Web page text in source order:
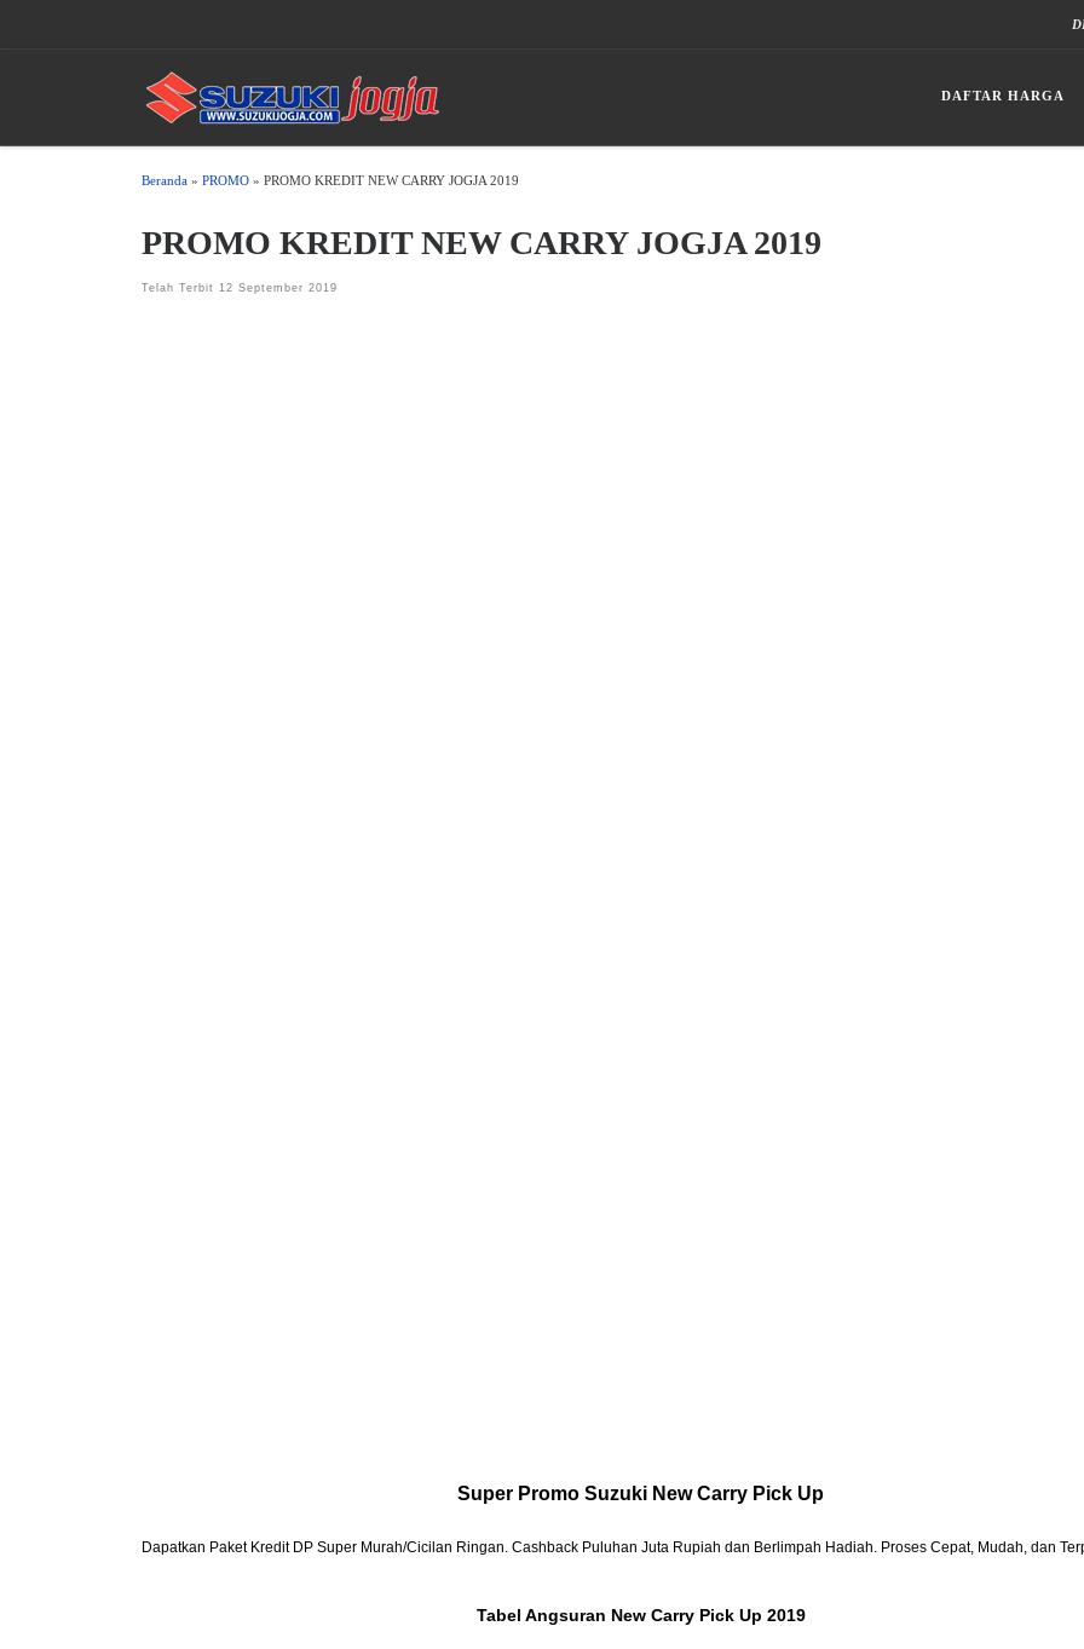
DAFTAR HARGA
Beranda » PROMO » PROMO KREDIT NEW CARRY JOGJA 2019
PROMO KREDIT NEW CARRY JOGJA 2019
Telah Terbit 12 September 2019
Super Promo Suzuki New Carry Pick Up
Dapatkan Paket Kredit DP Super Murah/Cicilan Ringan. Cashback Puluhan Juta Rupiah dan Berlimpah Hadiah. Proses Cepat, Mudah, dan
Tabel Angsuran New Carry Pick Up 2019